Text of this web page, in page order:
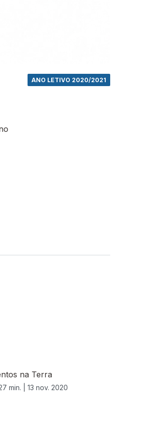
ANO LETIVO 2020/2021
na Terra
min. | 13 nov. 2020